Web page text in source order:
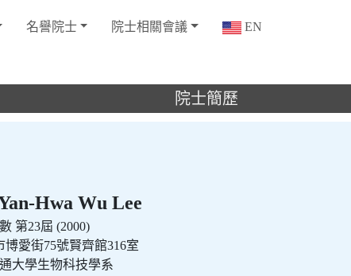
名譽院士 院士相關會議 EN
院士簡歷
Hwa Wu Lee
第23屆 (2000)
博愛街75號賢齊館316室
大學生物科技學系